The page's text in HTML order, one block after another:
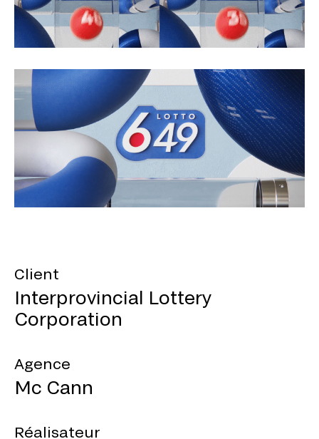
Client
Interprovincial Lottery
Corporation
Agence
Mc Cann
Réalisateur